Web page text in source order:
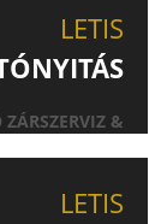
LETIS
ZÁRSZERVIZ &
LETIS